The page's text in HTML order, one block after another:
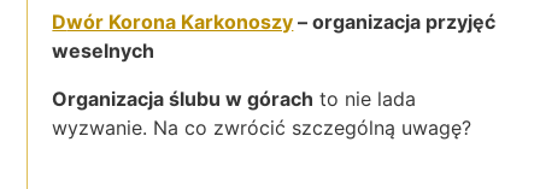
Dwór Korona Karkonoszy – organizacja przyjęć
weselnych
Organizacja ślubu w górach to nie lada
wyzwanie. Na co zwrócić szczególną uwagę?